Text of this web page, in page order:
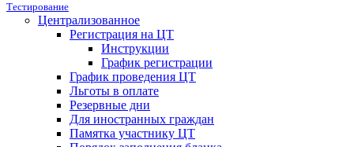
Тестирование
Централизованное
Регистрация на ЦТ
Инструкции
График регистрации
График проведения ЦТ
Льготы в оплате
Резервные дни
Для иностранных граждан
Памятка участнику ЦТ